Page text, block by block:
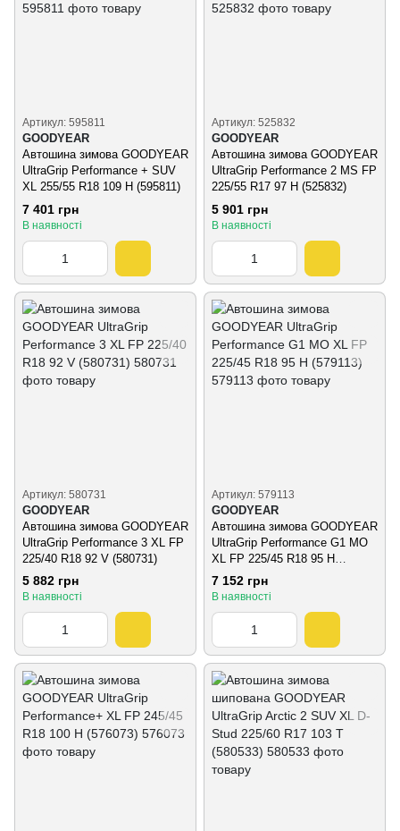
Артикул: 595811
GOODYEAR
Автошина зимова GOODYEAR
UltraGrip Performance + SUV
XL 255/55 R18 109 H (595811)
7 401 грн
В наявності
Артикул: 525832
GOODYEAR
Автошина зимова GOODYEAR
UltraGrip Performance 2 MS FP
225/55 R17 97 H (525832)
5 901 грн
В наявності
Артикул: 580731
GOODYEAR
Автошина зимова GOODYEAR
UltraGrip Performance 3 XL FP
225/40 R18 92 V (580731)
5 882 грн
В наявності
Артикул: 579113
GOODYEAR
Автошина зимова GOODYEAR
UltraGrip Performance G1 MO
XL FP 225/45 R18 95 H
(579113)
7 152 грн
В наявності